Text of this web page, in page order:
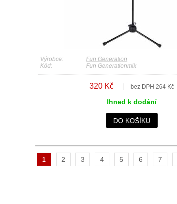
Výrobce:
Fun Generation
Kód:
Fun Generationmik
320 Kč bez DPH 264 Kč
Ihned k dodání
DO KOŠÍKU
1 2 3 4 5 6 7